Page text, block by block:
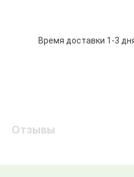
Время доставки 1-3
Отзывы